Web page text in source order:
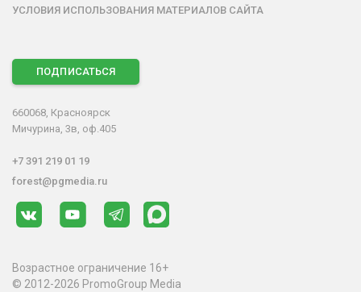
УСЛОВИЯ ИСПОЛЬЗОВАНИЯ МАТЕРИАЛОВ САЙТА
ПОДПИСАТЬСЯ
660068, Красноярск
Мичурина, 3в, оф.405
+7 391 219 01 19
forest@pgmedia.ru
Возрастное ограничение 16+
© 2012-2026 PromoGroup Media